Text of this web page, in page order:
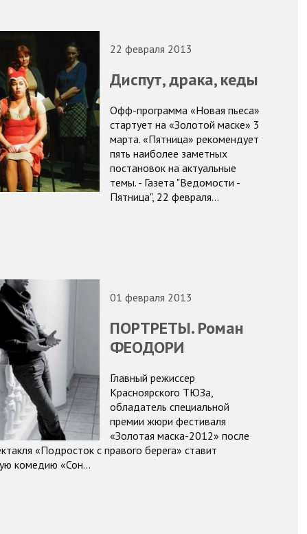
22 февраля 2013
Диспут, драка, кеды
Офф-программа «Новая пьеса»
стартует на «Золотой маске» 3
марта. «Пятница» рекомендует
пять наиболее заметных
постановок на актуальные
темы. - Газета "Ведомости -
Пятница", 22 февраля…
01 февраля 2013
ПОРТРЕТЫ. Роман
ФЕОДОРИ
Главный режиссер
Красноярского ТЮЗа,
обладатель специальной
премии жюри фестиваля
«Золотая маска-2012» после
«Подросток с правого берега» ставит
комедию «Сон…